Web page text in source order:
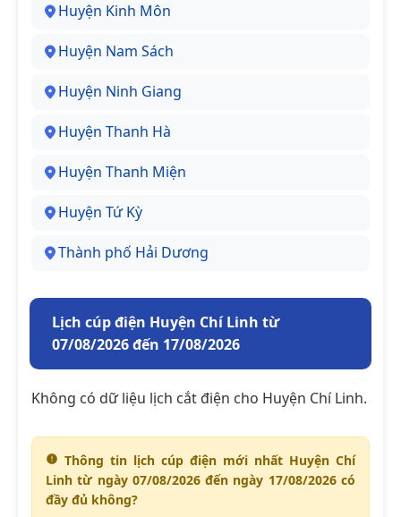
Huyện Kinh Môn
Huyện Nam Sách
Huyện Ninh Giang
Huyện Thanh Hà
Huyện Thanh Miện
Huyện Tứ Kỳ
Thành phố Hải Dương
Lịch cúp điện Huyện Chí Linh từ
07/08/2026 đến 17/08/2026
Không có dữ liệu lịch cắt điện cho Huyện Chí Linh.
Thông tin lịch cúp điện mới nhất Huyện Chí
Linh từ ngày 07/08/2026 đến ngày 17/08/2026 có
đầy đủ không?